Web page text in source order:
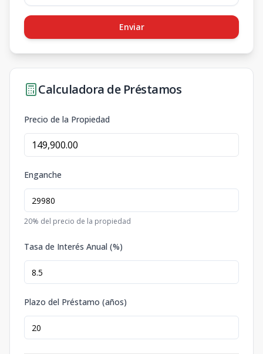
Enviar
Calculadora de Préstamos
Precio de la Propiedad
Enganche
20% del precio de la propiedad
Tasa de Interés Anual (%)
Plazo del Préstamo (años)